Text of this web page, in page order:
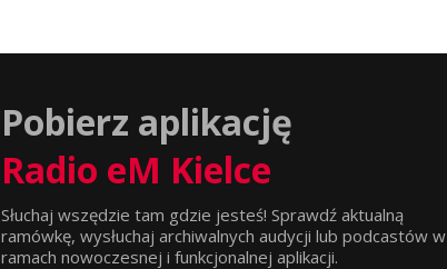
Pobierz aplikację
Radio eM Kielce
Słuchaj wszędzie tam gdzie jesteś! Sprawdź aktualną
ramówkę, wysłuchaj archiwalnych audycji lub podcastów w
ramach nowoczesnej i funkcjonalnej aplikacji.